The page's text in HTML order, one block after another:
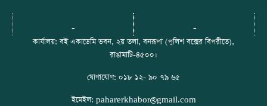
- -
কার্যালয়: বই একাডেমি ভবন, ২য় তলা, বনরূপা (পুলিশ বক্সের বিপরীতে),
রাঙামাটি-৪৫০০।
যোগাযোগ: ০১৮ ১২- ৯০ ৭৯ ৬৫
ইমেইল: paharerkhabor@gmail.com